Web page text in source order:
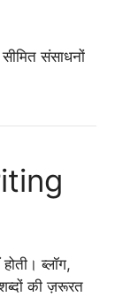
संसाधनों
ब्लॉग,
की ज़रूरत